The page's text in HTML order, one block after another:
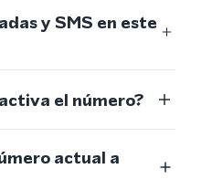
y SMS en este
el número?
actual a